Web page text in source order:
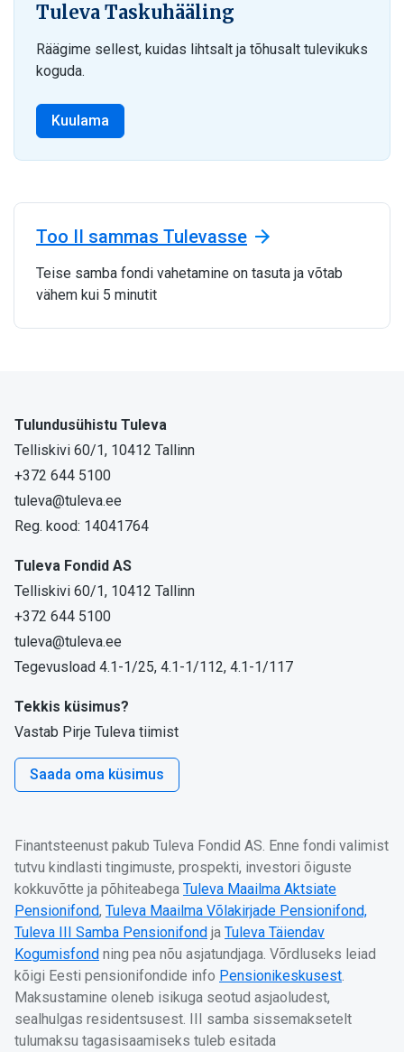
Tuleva Taskuhääling
Räägime sellest, kuidas lihtsalt ja tõhusalt tulevikuks
koguda.
Kuulama
Too II sammas Tulevasse
Teise samba fondi vahetamine on tasuta ja võtab
vähem kui 5 minutit
Tulundusühistu Tuleva
Telliskivi 60/1, 10412 Tallinn
+372 644 5100
tuleva@tuleva.ee
Reg. kood: 14041764
Tuleva Fondid AS
Telliskivi 60/1, 10412 Tallinn
+372 644 5100
tuleva@tuleva.ee
Tegevusload 4.1-1/25, 4.1-1/112, 4.1-1/117
Tekkis küsimus?
Vastab Pirje Tuleva tiimist
Saada oma küsimus
Finantsteenust pakub Tuleva Fondid AS. Enne fondi valimist
tutvu kindlasti tingimuste, prospekti, investori õiguste
kokkuvõtte ja põhiteabega Tuleva Maailma Aktsiate
Pensionifond, Tuleva Maailma Võlakirjade Pensionifond,
Tuleva III Samba Pensionifond ja Tuleva Täiendav
Kogumisfond ning pea nõu asjatundjaga. Võrdluseks leiad
kõigi Eesti pensionifondide info Pensionikeskusest.
Maksustamine oleneb isikuga seotud asjaoludest,
sealhulgas residentsusest. III samba sissemaksetelt
tulumaksu tagasisaamiseks tuleb esitada